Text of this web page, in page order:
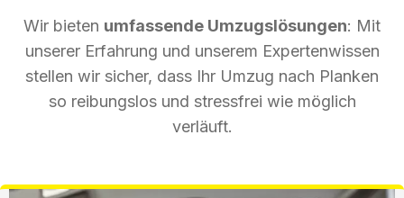
Wir bieten umfassende Umzugslösungen: Mit
unserer Erfahrung und unserem Expertenwissen
stellen wir sicher, dass Ihr Umzug nach Planken
so reibungslos und stressfrei wie möglich
verläuft.